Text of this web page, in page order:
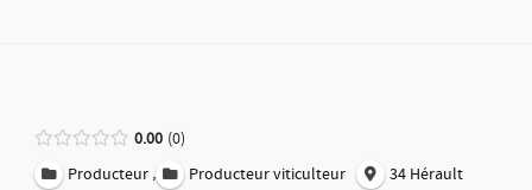
0.00 0
Producteur , Producteur viticulteur 34 Hérault